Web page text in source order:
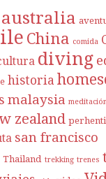
australia
China comida
diving
historia
malaysia
zealand
san francisco
Thailand trekking trenes